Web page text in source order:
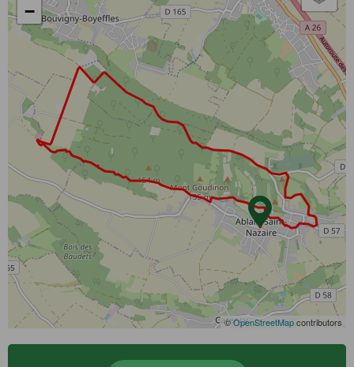
−
©OpenStreetMapcontributors